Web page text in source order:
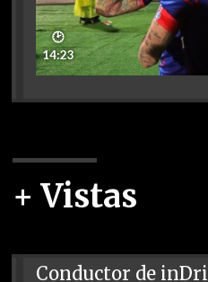
🕑
14:23
+ Vistas
Conductor de